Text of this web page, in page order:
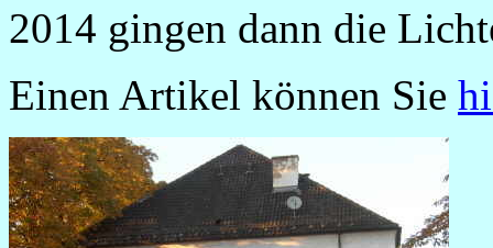
2014 gingen dann die
Einen Artikel können Sie